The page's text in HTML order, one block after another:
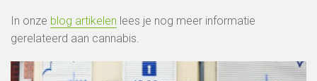
In onze blog artikelen lees je nog meer informatie
gerelateerd aan cannabis.